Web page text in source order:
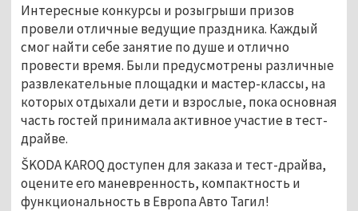
Интересные конкурсы и розыгрыши призов
провели отличные ведущие праздника. Каждый
смог найти себе занятие по душе и отлично
провести время. Были предусмотрены различные
развлекательные площадки и мастер-классы, на
которых отдыхали дети и взрослые, пока основная
часть гостей принимала активное участие в тест-
драйве.
ŠKODA KAROQ доступен для заказа и тест-драйва,
оцените его маневренность, компактность и
функциональность в Европа Авто Тагил!